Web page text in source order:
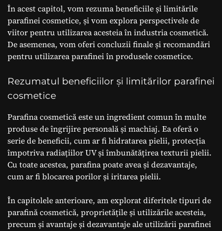
În acest capitol, vom rezuma beneficiile și limitările
parafinei cosmetice, și vom explora perspectivele de
viitor pentru utilizarea acesteia în industria cosmetică.
De asemenea, vom oferi concluzii finale și recomandări
pentru utilizarea parafinei în produsele cosmetice.
Rezumatul beneficiilor și limitărilor parafinei
cosmetice
Parafina cosmetică este un ingredient comun în multe
produse de îngrijire personală și machiaj. Ea oferă o
serie de beneficii, cum ar fi hidratarea pielii, protecția
împotriva radiațiilor UV și îmbunătățirea texturii pielii.
Cu toate acestea, parafina poate avea și dezavantaje,
cum ar fi blocarea porilor și iritarea pielii.
În capitolele anterioare, am explorat diferitele tipuri de
parafină cosmetică, proprietățile și utilizările acesteia,
precum și avantaje și dezavantaje ale utilizării parafinei